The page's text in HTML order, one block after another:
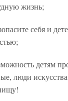
жизнь;
себя и
детям
люди